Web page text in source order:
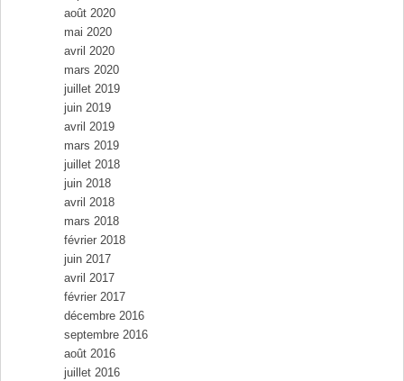
août 2020
mai 2020
avril 2020
mars 2020
juillet 2019
juin 2019
avril 2019
mars 2019
juillet 2018
juin 2018
avril 2018
mars 2018
février 2018
juin 2017
avril 2017
février 2017
décembre 2016
septembre 2016
août 2016
juillet 2016